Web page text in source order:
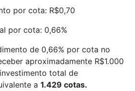
por cota: R$0,70
por cota: 0,66%
de 0,66% por cota no
aproximadamente R$1.000
total de
a 1.429 cotas.